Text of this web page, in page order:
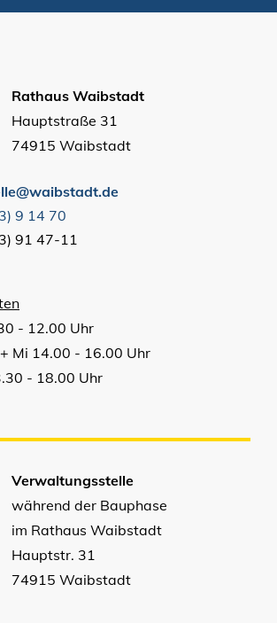
Rathaus Waibstadt
Hauptstraße 31
74915 Waibstadt
9 14 70
91 47-11
- 12.00 Uhr
Mi 14.00 - 16.00 Uhr
- 18.00 Uhr
Verwaltungsstelle
während der Bauphase
im Rathaus Waibstadt
Hauptstr. 31
74915 Waibstadt